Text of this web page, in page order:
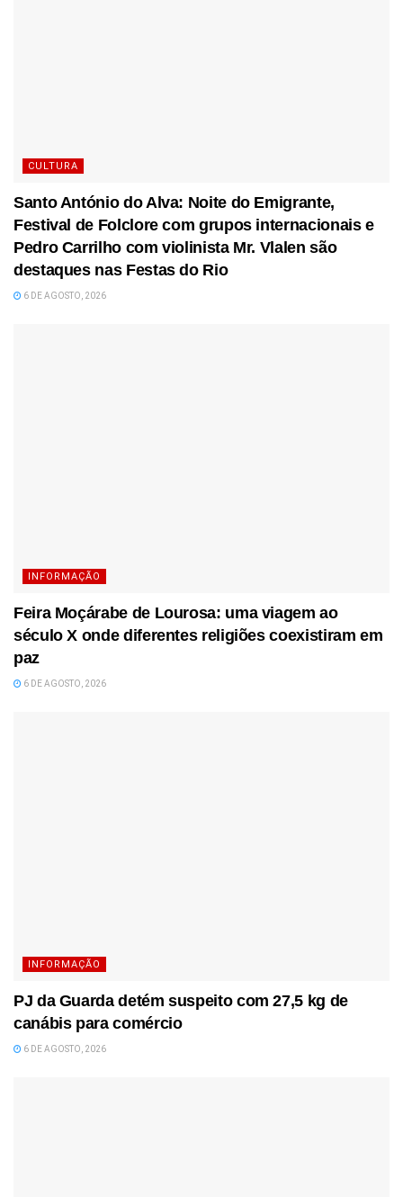
CULTURA
Santo António do Alva: Noite do Emigrante,
Festival de Folclore com grupos internacionais e
Pedro Carrilho com violinista Mr. Vlalen são
destaques nas Festas do Rio
6 DE AGOSTO, 2026
INFORMAÇÃO
Feira Moçárabe de Lourosa: uma viagem ao
século X onde diferentes religiões coexistiram em
paz
6 DE AGOSTO, 2026
INFORMAÇÃO
PJ da Guarda detém suspeito com 27,5 kg de
canábis para comércio
6 DE AGOSTO, 2026